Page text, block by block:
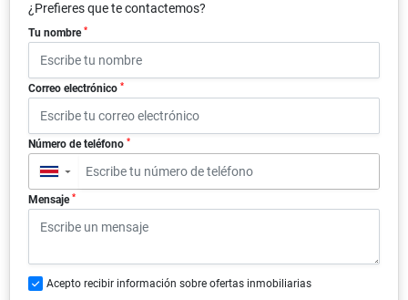
¿Prefieres que te contactemos?
Tu nombre *
Correo electrónico *
Número de teléfono *
▼
Mensaje *
Acepto recibir información sobre ofertas inmobiliarias